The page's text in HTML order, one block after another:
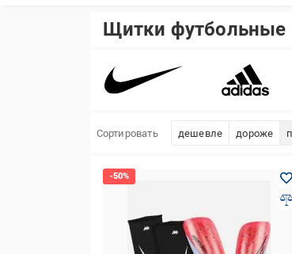
Щитки футбольные
Сортировать дешевле дороже